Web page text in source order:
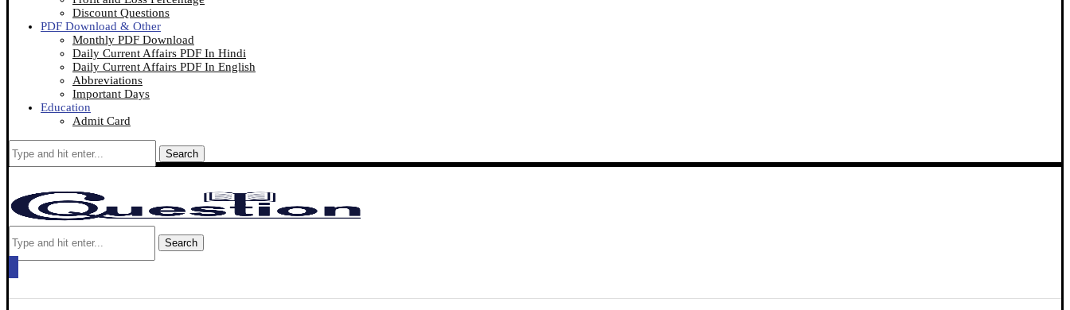
Discount Questions
PDF Download & Other
Monthly PDF Download
Daily Current Affairs PDF In Hindi
Daily Current Affairs PDF In English
Abbreviations
Important Days
Education
Admit Card
Search
Search